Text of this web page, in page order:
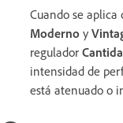
Cuando se
Moderno y
regulador
intensidad de
está atenuado o